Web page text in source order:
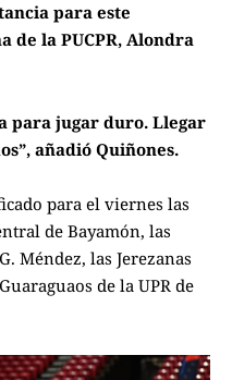
para este
de la PUCPR, Alondra
para jugar duro. Llegar
añadió Quiñones.
para el viernes las
de Bayamón, las
Méndez, las Jerezanas
de la UPR de